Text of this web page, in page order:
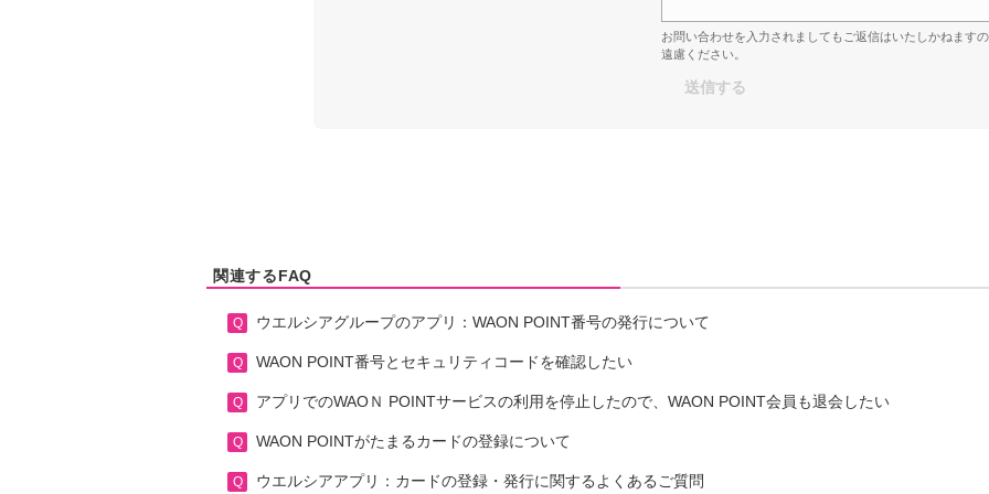
お問い合わせを入力されましてもご返信はいたしかねます
遠慮ください。
関連するFAQ
ウエルシアグループのアプリ：WAON POINT番号の発行について
WAON POINT番号とセキュリティコードを確認したい
アプリでのWAOＮ POINTサービスの利用を停止したので、WAON POINT会員も退会したい
WAON POINTがたまるカードの登録について
ウエルシアアプリ：カードの登録・発行に関するよくあるご質問